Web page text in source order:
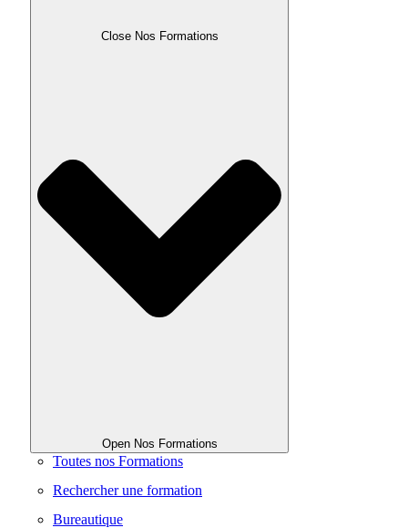
Close Nos Formations
Open Nos Formations
Toutes nos Formations
Rechercher une formation
Bureautique